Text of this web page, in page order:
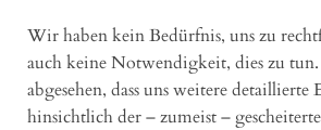
Wir haben kein Bedürfnis, uns zu
auch keine Notwendigkeit, dies zu
abgesehen, dass uns weitere detaillierte
hinsichtlich der – zumeist –